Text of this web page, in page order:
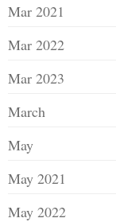
Mar 2021
Mar 2022
Mar 2023
March
May
May 2021
May 2022